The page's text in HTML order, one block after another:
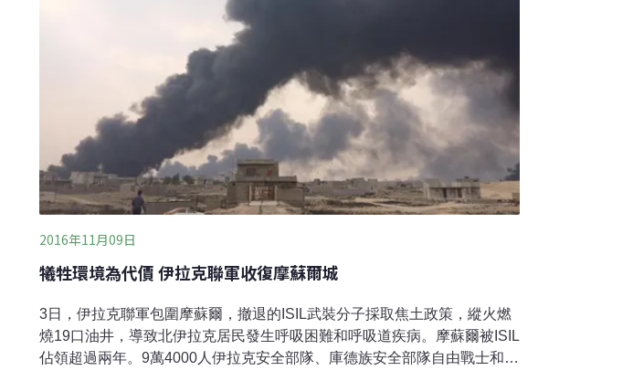
2016年11月09日
犧牲環境為代價 伊拉克聯軍收復摩蘇爾城
3日，伊拉克聯軍包圍摩蘇爾，撤退的ISIL武裝分子採取焦土政策，縱火燃
燒19口油井，導致北伊拉克居民發生呼吸困難和呼吸道疾病。摩蘇爾被ISIL
佔領超過兩年。9萬4000人伊拉克安全部隊、庫德族安全部隊自由戰士和數